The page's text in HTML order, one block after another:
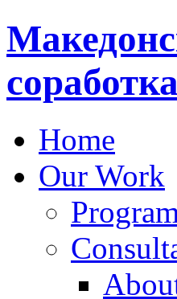
Home
Our Work